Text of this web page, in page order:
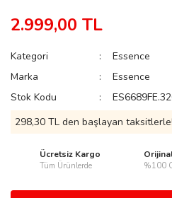
2.999,00 TL
Kategori
Essence
Marka
Essence
Stok Kodu
298,30 TL den başlayan taksitlerle!
Ücretsiz Kargo
Tüm Ürünlerde %100